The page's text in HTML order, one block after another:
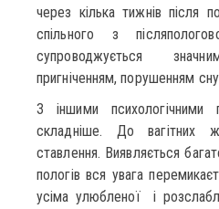
через кілька тижнів після
спільного з
супроводжується
пригніченням, порушенням сну
З іншими
складніше. До вагітних
ставлення. Виявляється
пологів вся увага
усіма улюбленої і